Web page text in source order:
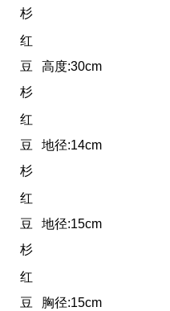
杉
红
豆
杉
高度:30cm
红
豆
杉
地径:14cm
红
豆
杉
地径:15cm
红
豆
胸径:15cm